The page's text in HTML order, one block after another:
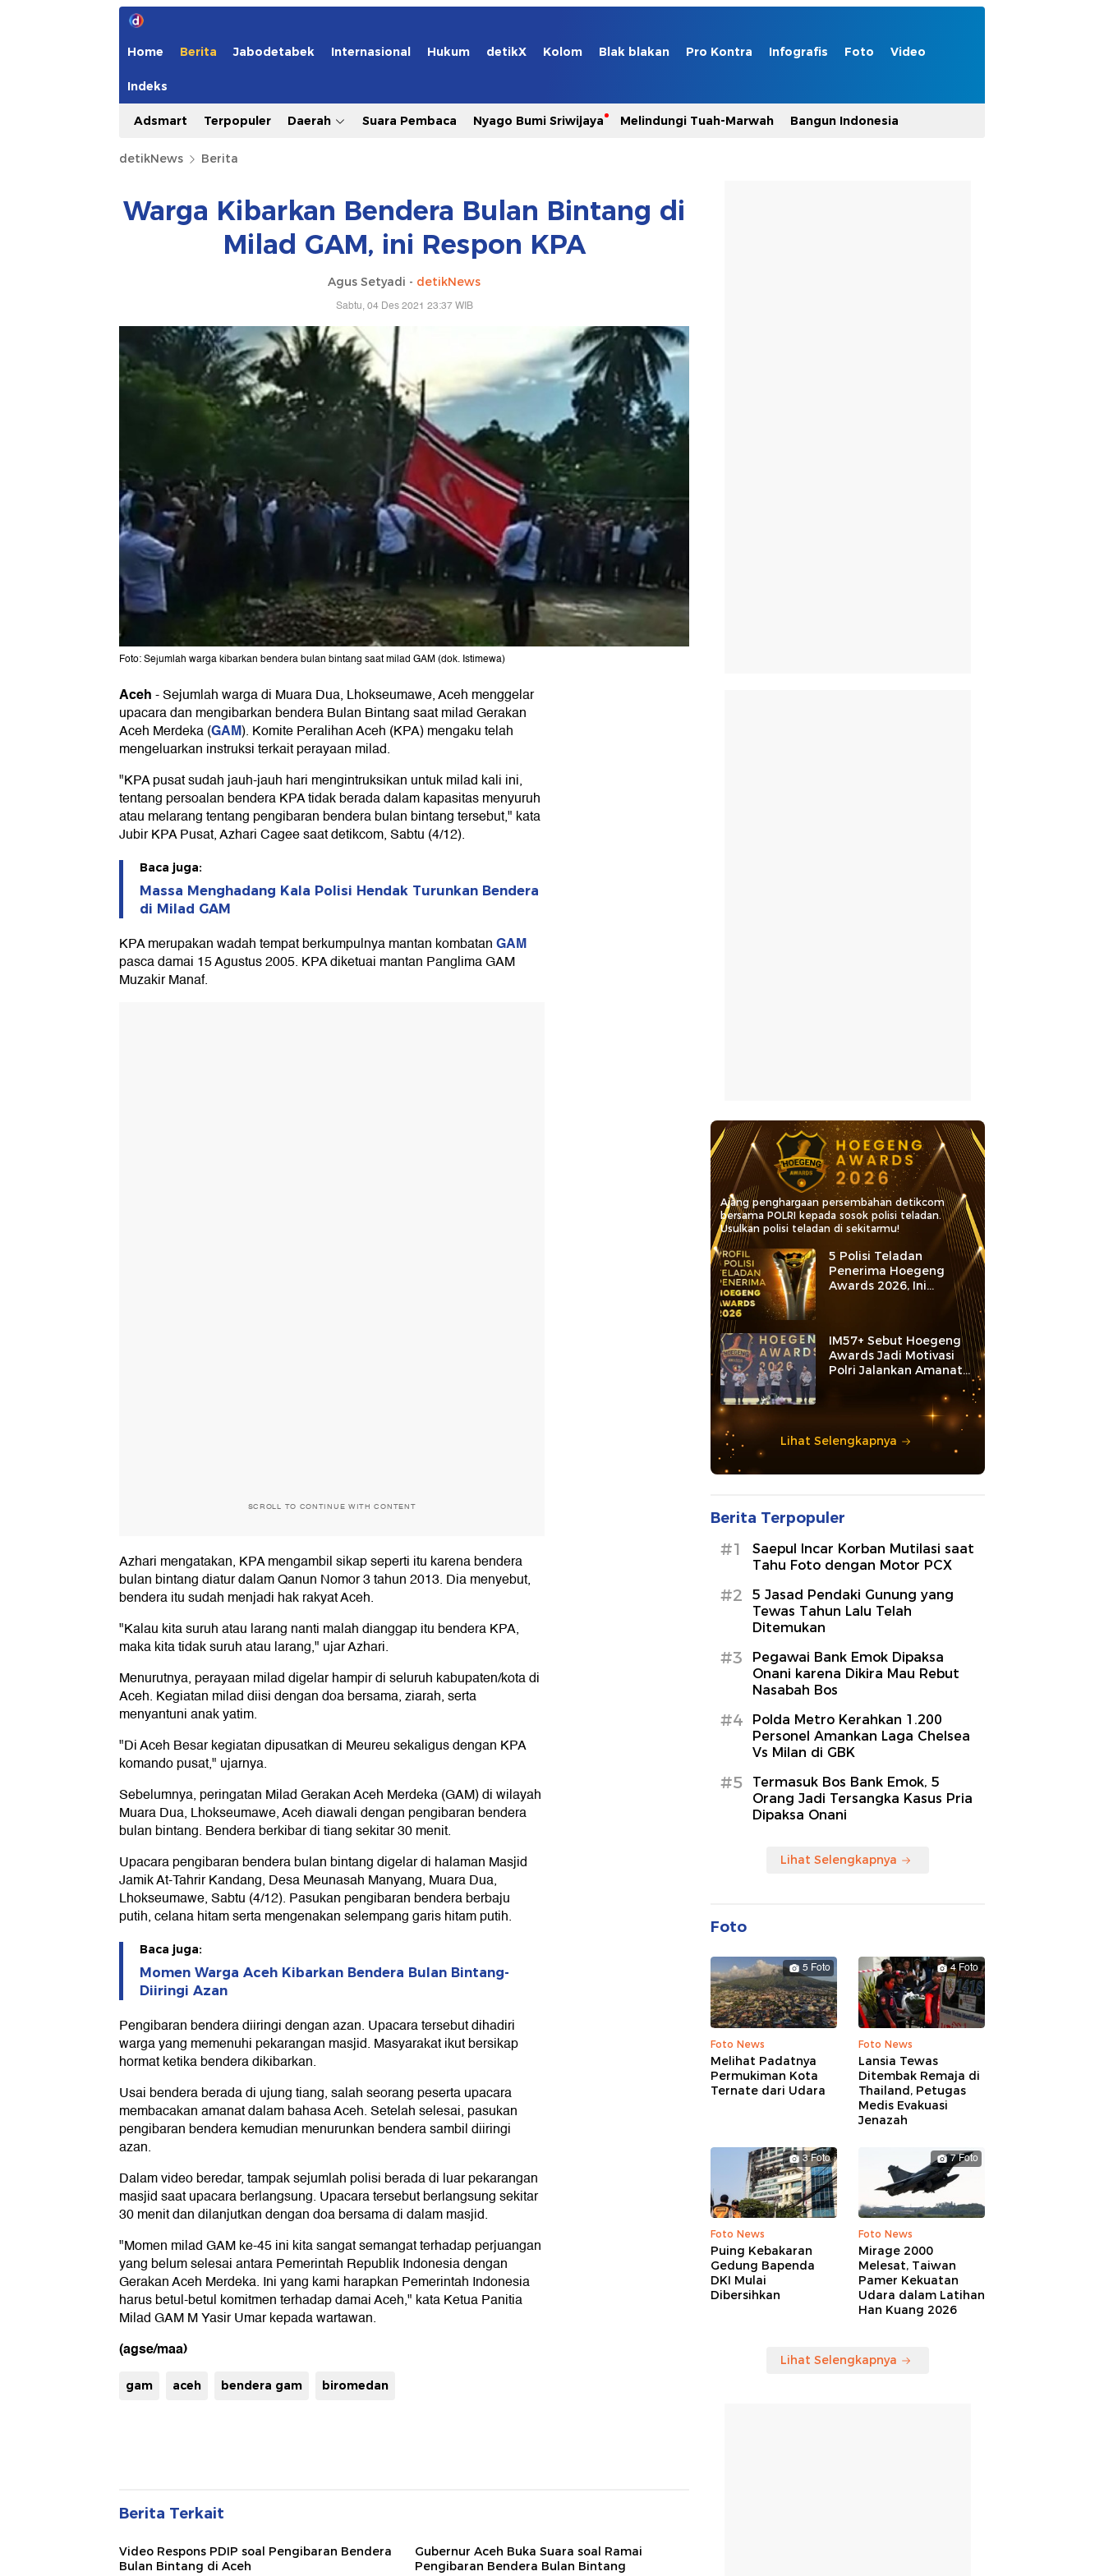
Home Berita Jabodetabek Internasional Hukum detikX Kolom Blak blakan Pro Kontra Infografis Foto Video
Indeks
Adsmart Terpopuler Daerah Suara Pembaca Nyago Bumi Sriwijaya Melindungi Tuah-Marwah Bangun Indonesia
detikNews Berita
Warga Kibarkan Bendera Bulan Bintang di
Milad GAM, ini Respon KPA
Agus Setyadi - detikNews
Sabtu, 04 Des 2021 23:37 WIB
Foto: Sejumlah warga kibarkan bendera bulan bintang saat milad GAM (dok. Istimewa)
Aceh-Sejumlah warga di Muara Dua, Lhokseumawe, Aceh menggelar
upacara dan mengibarkan bendera Bulan Bintang saat milad Gerakan
Aceh Merdeka (GAM). Komite Peralihan Aceh (KPA) mengaku telah
mengeluarkan instruksi terkait perayaan milad.
"KPA pusat sudah jauh-jauh hari mengintruksikan untuk milad kali ini,
tentang persoalan bendera KPA tidak berada dalam kapasitas menyuruh
atau melarang tentang pengibaran bendera bulan bintang tersebut," kata
Jubir KPA Pusat, Azhari Cagee saat detikcom, Sabtu (4/12).
Baca juga:
Massa Menghadang Kala Polisi Hendak Turunkan Bendera
di Milad GAM
KPA merupakan wadah tempat berkumpulnya mantan kombatanGAM
pasca damai 15 Agustus 2005. KPA diketuai mantan Panglima GAM
Muzakir Manaf.
SCROLL TO CONTINUE WITH CONTENT
Azhari mengatakan, KPA mengambil sikap seperti itu karena bendera
bulan bintang diatur dalam Qanun Nomor 3 tahun 2013. Dia menyebut,
bendera itu sudah menjadi hak rakyat Aceh.
"Kalau kita suruh atau larang nanti malah dianggap itu bendera KPA,
maka kita tidak suruh atau larang," ujar Azhari.
Menurutnya, perayaan milad digelar hampir di seluruh kabupaten/kota di
Aceh. Kegiatan milad diisi dengan doa bersama, ziarah, serta
menyantuni anak yatim.
"Di Aceh Besar kegiatan dipusatkan di Meureu sekaligus dengan KPA
komando pusat," ujarnya.
Sebelumnya, peringatan Milad Gerakan Aceh Merdeka (GAM) di wilayah
Muara Dua, Lhokseumawe, Aceh diawali dengan pengibaran bendera
bulan bintang. Bendera berkibar di tiang sekitar 30 menit.
Upacara pengibaran bendera bulan bintang digelar di halaman Masjid
Jamik At-Tahrir Kandang, Desa Meunasah Manyang, Muara Dua,
Lhokseumawe, Sabtu (4/12). Pasukan pengibaran bendera berbaju
putih, celana hitam serta mengenakan selempang garis hitam putih.
Baca juga:
Momen Warga Aceh Kibarkan Bendera Bulan Bintang-
Diiringi Azan
Pengibaran bendera diiringi dengan azan. Upacara tersebut dihadiri
warga yang memenuhi pekarangan masjid. Masyarakat ikut bersikap
hormat ketika bendera dikibarkan.
Usai bendera berada di ujung tiang, salah seorang peserta upacara
membacakan amanat dalam bahasa Aceh. Setelah selesai, pasukan
pengibaran bendera kemudian menurunkan bendera sambil diiringi
azan.
Dalam video beredar, tampak sejumlah polisi berada di luar pekarangan
masjid saat upacara berlangsung. Upacara tersebut berlangsung sekitar
30 menit dan dilanjutkan dengan doa bersama di dalam masjid.
"Momen milad GAM ke-45 ini kita sangat semangat terhadap perjuangan
yang belum selesai antara Pemerintah Republik Indonesia dengan
Gerakan Aceh Merdeka. Ini yang kami harapkan Pemerintah Indonesia
harus betul-betul komitmen terhadap damai Aceh," kata Ketua Panitia
Milad GAM M Yasir Umar kepada wartawan.
(agse/maa)
gam aceh bendera gam biromedan
Berita Terkait
Video Respons PDIP soal Pengibaran Bendera
Bulan Bintang di Aceh
Gubernur Aceh Buka Suara soal Ramai
Pengibaran Bendera Bulan Bintang
Ajang penghargaan persembahan detikcom
bersama POLRI kepada sosok polisi teladan.
Usulkan polisi teladan di sekitarmu!
5 Polisi Teladan
Penerima Hoegeng
Awards 2026, Ini
Kategori dan Kiprahnya
IM57+ Sebut Hoegeng
Awards Jadi Motivasi
Polri Jalankan Amanat
Lihat Selengkapnya
Berita Terpopuler
#1
Saepul Incar Korban Mutilasi saat
Tahu Foto dengan Motor PCX
#2
5 Jasad Pendaki Gunung yang
Tewas Tahun Lalu Telah
Ditemukan
#3
Pegawai Bank Emok Dipaksa
Onani karena Dikira Mau Rebut
Nasabah Bos
#4
Polda Metro Kerahkan 1.200
Personel Amankan Laga Chelsea
Vs Milan di GBK
#5
Termasuk Bos Bank Emok, 5
Orang Jadi Tersangka Kasus Pria
Dipaksa Onani
Lihat Selengkapnya
Foto
5 Foto
Foto News
Melihat Padatnya
Permukiman Kota
Ternate dari Udara
4 Foto
Foto News
Lansia Tewas
Ditembak Remaja di
Thailand, Petugas
Medis Evakuasi
Jenazah
3 Foto
Foto News
Puing Kebakaran
Gedung Bapenda
DKI Mulai
Dibersihkan
7 Foto
Foto News
Mirage 2000
Melesat, Taiwan
Pamer Kekuatan
Udara dalam Latihan
Han Kuang 2026
Lihat Selengkapnya